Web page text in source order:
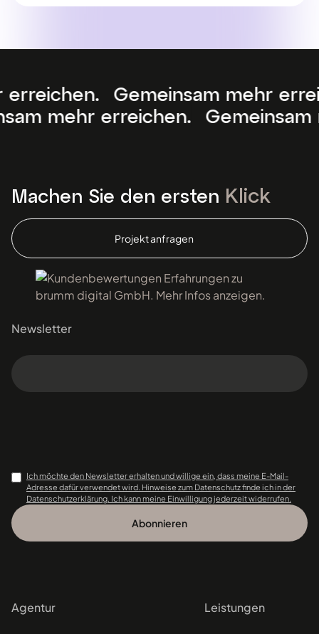
Gemeinsam mehr
mehr erreichen.
Machen Sie den ersten Klick
Projekt anfragen
Newsletter
Ich möchte den Newsletter erhalten und willige ein, dass meine E-Mail-
Adresse dafür verwendet wird. Hinweise zum Datenschutz finde ich in der
Datenschutzerklärung. Ich kann meine Einwilligung jederzeit widerrufen.
Agentur Leistungen